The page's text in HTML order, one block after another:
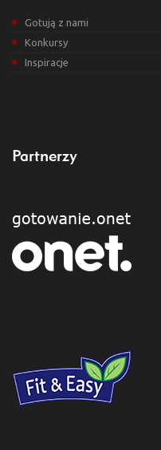
Gotują z nami
Konkursy
Inspiracje
Partnerzy